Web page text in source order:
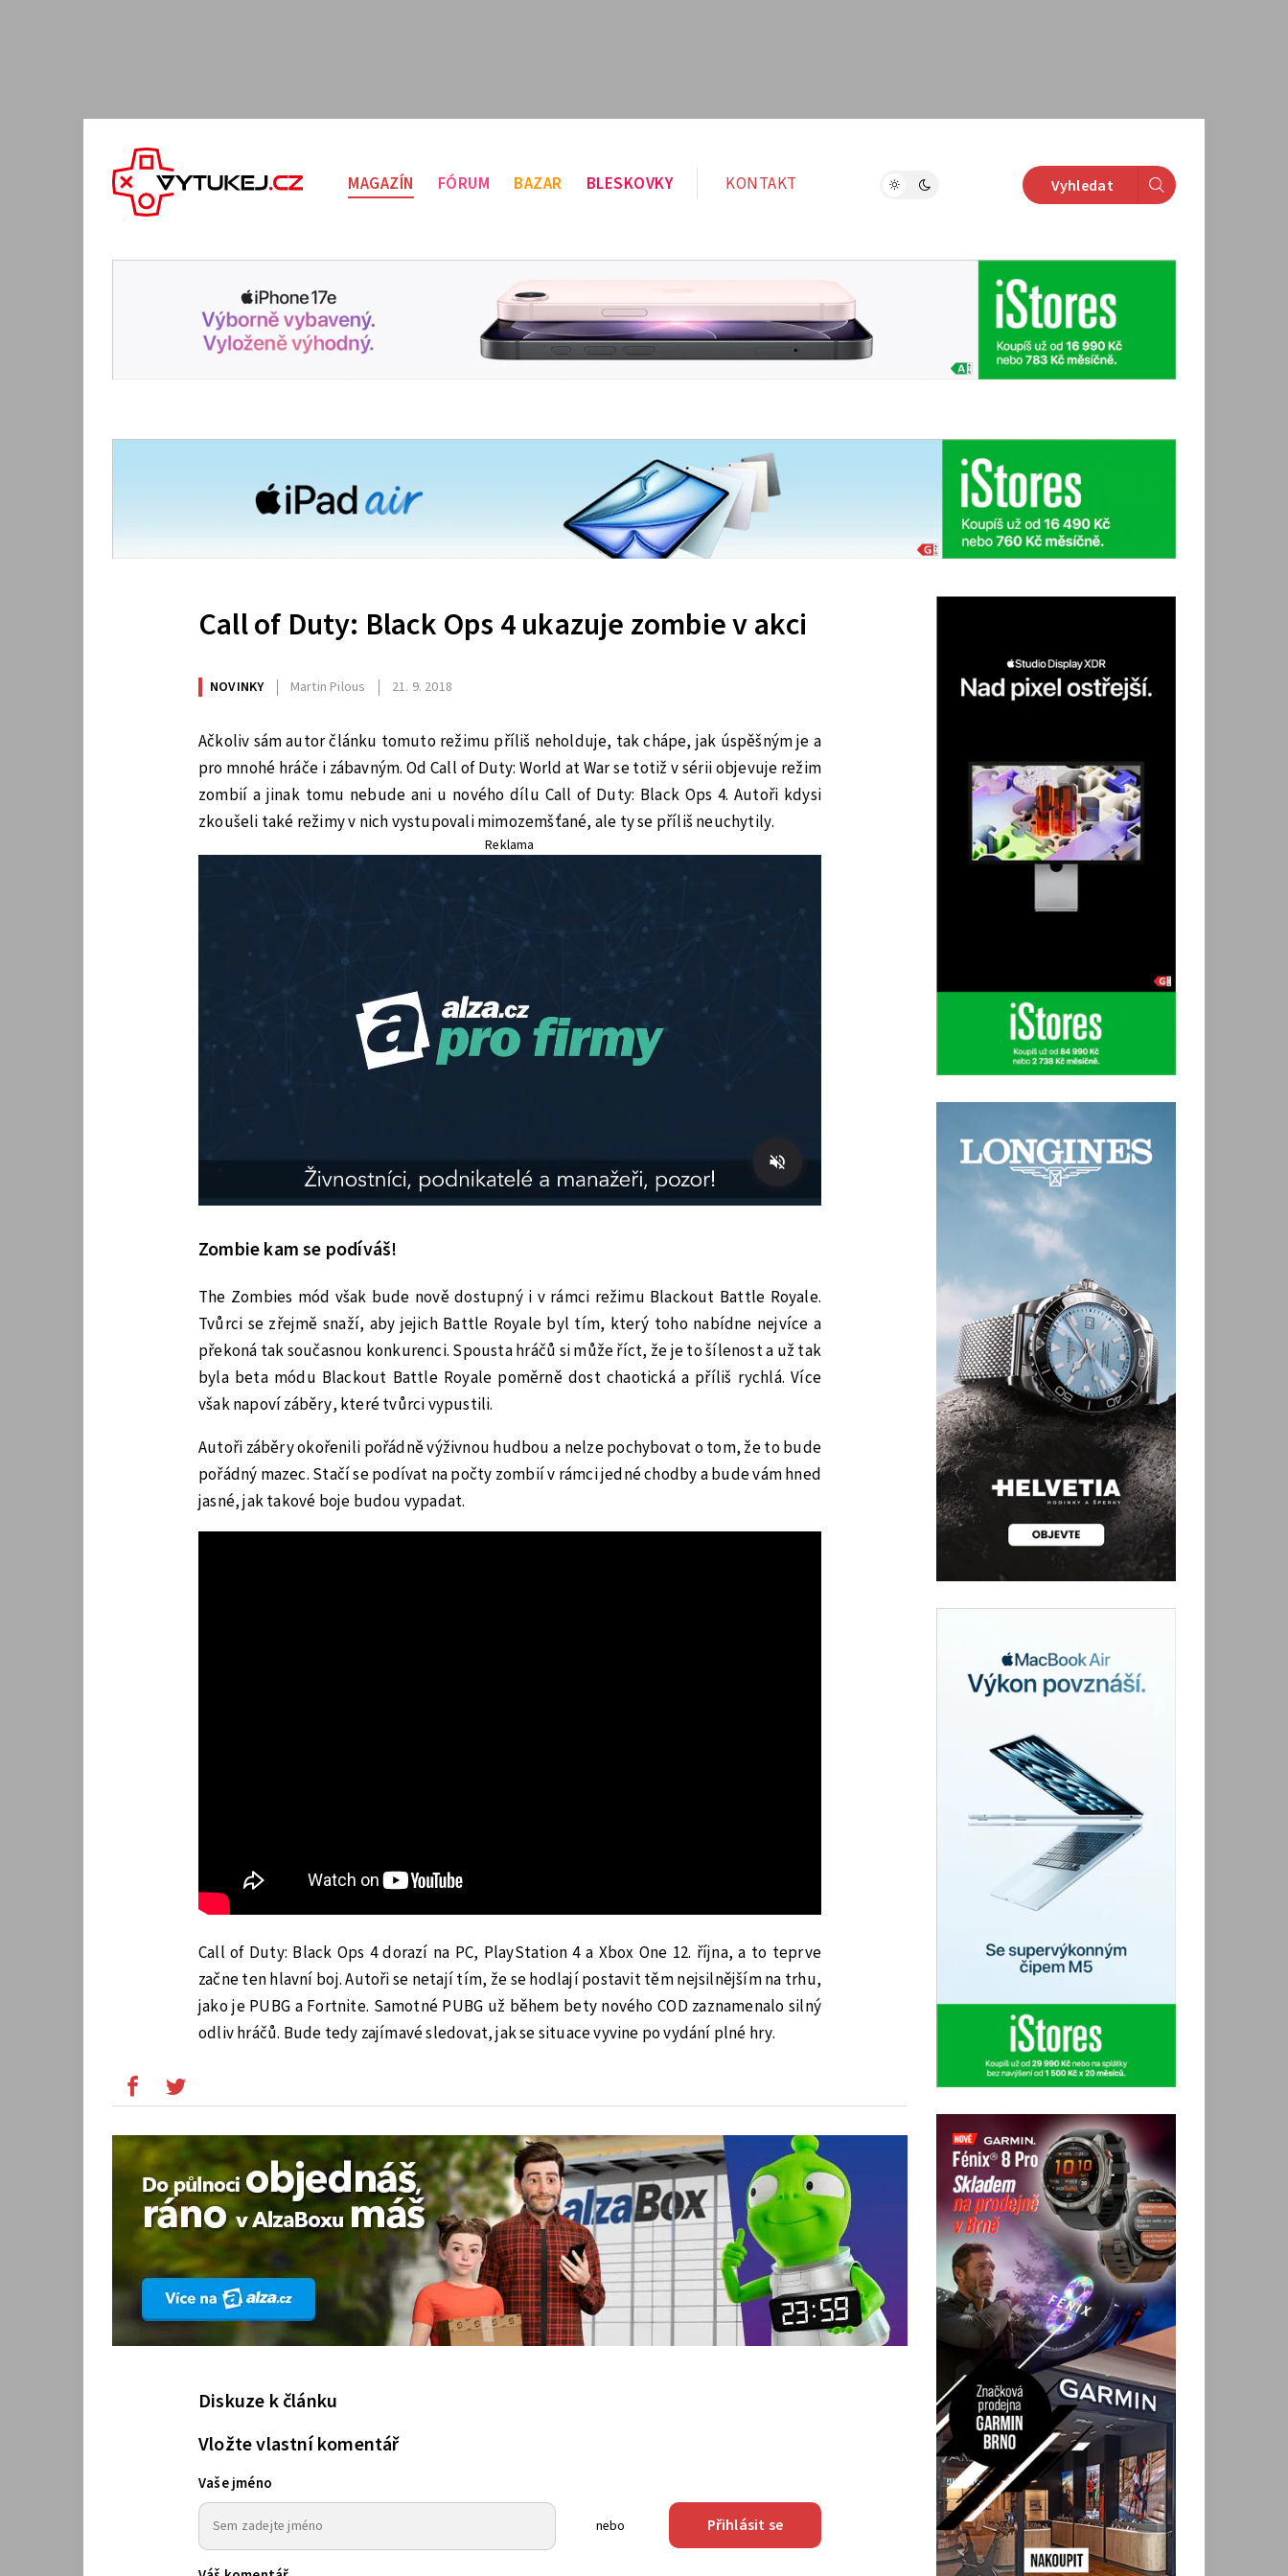
MAGAZÍN FÓRUM BAZAR BLESKOVKY KONTAKT Vyhledat
Call of Duty: Black Ops 4 ukazuje zombie v akci
NOVINKY Martin Pilous 21. 9. 2018
Ačkoliv sám autor článku tomuto režimu příliš neholduje, tak chápe, jak úspěšným je a
pro mnohé hráče i zábavným. Od Call of Duty: World at War se totiž v sérii objevuje režim
zombií a jinak tomu nebude ani u nového dílu Call of Duty: Black Ops 4. Autoři kdysi
zkoušeli také režimy v nich vystupovali mimozemšťané, ale ty se příliš neuchytily.
Reklama
Zombie kam se podíváš!
The Zombies mód však bude nově dostupný i v rámci režimu Blackout Battle Royale.
Tvůrci se zřejmě snaží, aby jejich Battle Royale byl tím, který toho nabídne nejvíce a
překoná tak současnou konkurenci. Spousta hráčů si může říct, že je to šílenost a už tak
byla beta módu Blackout Battle Royale poměrně dost chaotická a příliš rychlá. Více
však napoví záběry, které tvůrci vypustili.
Autoři záběry okořenili pořádně výživnou hudbou a nelze pochybovat o tom, že to bude
pořádný mazec. Stačí se podívat na počty zombií v rámci jedné chodby a bude vám hned
jasné, jak takové boje budou vypadat.
Call of Duty: Black Ops 4 dorazí na PC, PlayStation 4 a Xbox One 12. října, a to teprve
začne ten hlavní boj. Autoři se netají tím, že se hodlají postavit těm nejsilnějším na trhu,
jako je PUBG a Fortnite. Samotné PUBG už během bety nového COD zaznamenalo silný
odliv hráčů. Bude tedy zajímavé sledovat, jak se situace vyvine po vydání plné hry.
Diskuze k článku
Vložte vlastní komentář
Vaše jméno
nebo Přihlásit se